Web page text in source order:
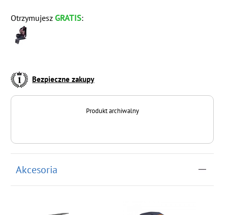
OtrzymujeszGRATIS:
Bezpieczne zakupy
Produkt archiwalny
Akcesoria